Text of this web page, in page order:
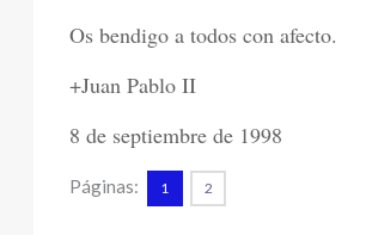
Os bendigo a todos con afecto.
+Juan Pablo II
8 de septiembre de 1998
Páginas: 1 2